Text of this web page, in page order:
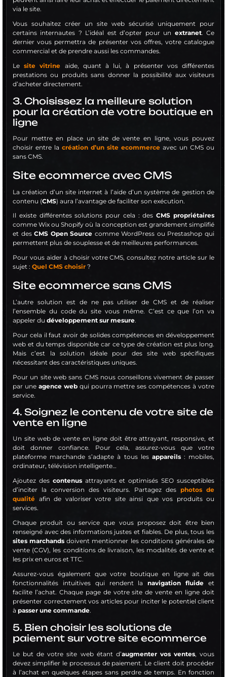
via le site.
Vous souhaitez créer un site web sécurisé uniquement pour
certains internautes ? L’idéal est d’opter pour un extranet. Ce
dernier vous permettra de présenter vos offres, votre catalogue
commercial et de prendre aussi les commandes.
Lesite vitrine aide, quant à lui, à présenter vos différentes
prestations ou produits sans donner la possibilité aux visiteurs
d’acheter directement.
3. Choisissez la meilleure solution
pour la création de votre boutique en
ligne
Pour mettre en place un site de vente en ligne, vous pouvez
choisir entre la création d’un site ecommerce avec un CMS ou
sans CMS.
Site ecommerce avec CMS
La création d’un site internet à l’aide d’un système de gestion de
contenu (CMS) aura l’avantage de faciliter son exécution.
Il existe différentes solutions pour cela : desCMS propriétaires
comme Wix ou Shopify où la conception est grandement simplifié
et desCMS Open Source comme WordPress ou Prestashop qui
permettent plus de souplesse et de meilleures performances.
Pour vous aider à choisir votre CMS, consultez notre article sur le
sujet : Quel CMS choisir ?
Site ecommerce sans CMS
L’autre solution est de ne pas utiliser de CMS et de réaliser
l’ensemble du code du site vous même. C’est ce que l’on va
appeler du développement sur mesure.
Pour cela il faut avoir de solides compétences en développement
web et du temps disponible car ce type de création est plus long.
Mais c’est la solution idéale pour des site web spécifiques
nécessitant des caractéristiques uniques.
Pour un site web sans CMS nous conseillons vivement de passer
par une agence webqui pourra mettre ses compétences à votre
service.
4. Soignez le contenu de votre site de
vente en ligne
Un site web de vente en ligne doit être attrayant, responsive, et
doit donner confiance. Pour cela, assurez-vous que votre
plateforme marchande s’adapte à tous les appareils: mobiles,
ordinateur, télévision intelligente…
Ajoutez des contenusattrayants et optimisés SEO susceptibles
d’inciter la conversion des visiteurs. Partagez des photos de
qualité afin de valoriser votre site ainsi que vos produits ou
services.
Chaque produit ou service que vous proposez doit être bien
renseigné avec des informations justes et fiables. De plus, tous les
sites marchands doivent mentionner les conditions générales de
vente (CGV), les conditions de livraison, les modalités de vente et
les prix en euros et TTC.
Assurez-vous également que votre boutique en ligne ait des
fonctionnalités intuitives qui rendent lanavigation fluide et
facilite l’achat. Chaque page de votre site de vente en ligne doit
présenter correctement vos articles pour inciter le potentiel client
à passer une commande.
5. Bien choisir les solutions de
paiement sur votre site ecommerce
Le but de votre site web étant d’augmenter vos ventes, vous
devez simplifier le processus de paiement. Le client doit procéder
à l’achat en quelques étapes sans perdre de temps. En fonction